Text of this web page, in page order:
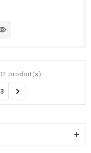
produit(s)

